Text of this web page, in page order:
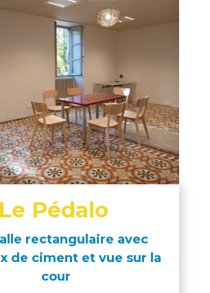
Le Pédalo
rectangulaire avec
de ciment et vue sur la
cour